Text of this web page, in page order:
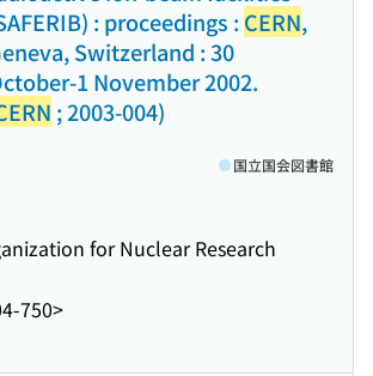
: proceedings : CERN,
Switzerland : 30
1 November 2002.
; 2003-004)
for Nuclear Research
750>
国立国会図書館